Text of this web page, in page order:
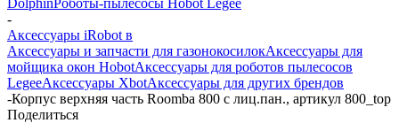
DolphinРоботы-пылесосы Hobot Legee
-
Аксессуары iRobot в
Аксессуары и запчасти для газонокосилокАксессуары для
мойщика окон HobotАксессуары для роботов пылесосов
LegeeАксессуары XbotАксессуары для других брендов
-Корпус верхняя часть Roomba 800 с лиц.пан., артикул 800_top
Поделиться